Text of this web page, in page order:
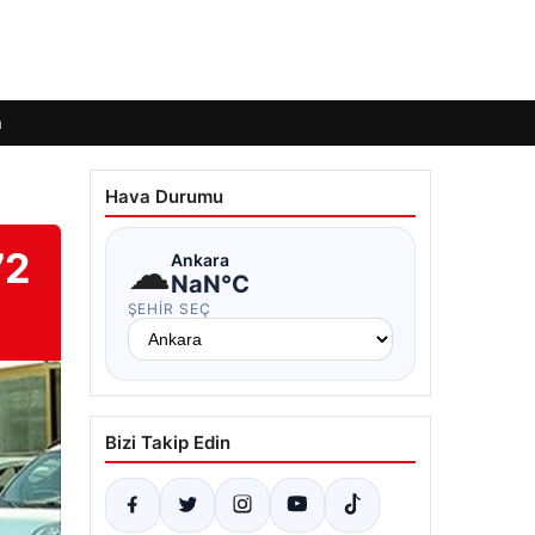
Hava Durumu
☁Ankara
NaN°C
ŞEHIR SEÇ
Bizi Takip Edin